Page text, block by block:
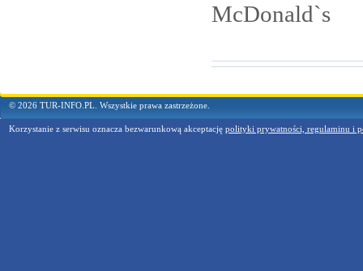
McDonald`s
© 2026 TUR-INFO.PL. Wszystkie prawa zastrzeżone.
Korzystanie z serwisu oznacza bezwarunkową akceptację polityki prywatności, regulaminu i